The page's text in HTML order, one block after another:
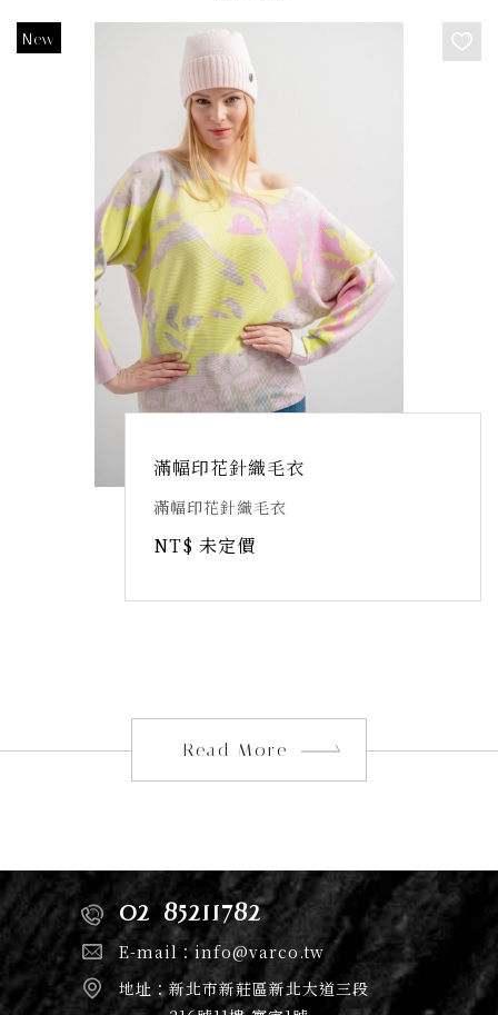
滿幅印花針織毛衣
滿幅印花針織毛衣
NT$ 未定價
Read More
02-85211782
E-mail：info@varco.tw
地址：新北市新莊區新北大道三段